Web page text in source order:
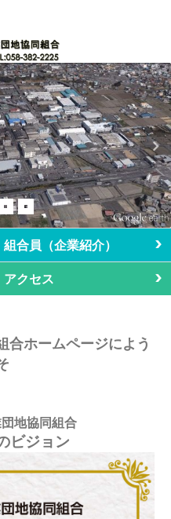
組合員（企業紹介）
アクセス
合ホームページによう
地協同組合
ビジョン